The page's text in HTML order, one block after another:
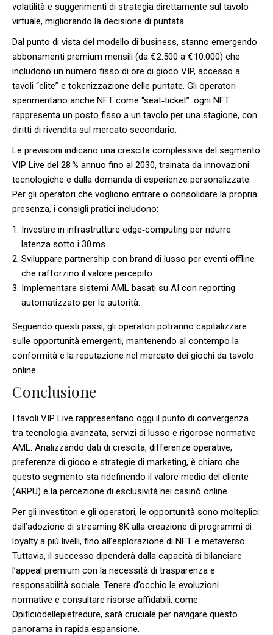
volatilità e suggerimenti di strategia direttamente sul tavolo
virtuale, migliorando la decisione di puntata.
Dal punto di vista del modello di business, stanno emergendo
abbonamenti premium mensili (da € 2.500 a € 10.000) che
includono un numero fisso di ore di gioco VIP, accesso a
tavoli “elite” e tokenizzazione delle puntate. Gli operatori
sperimentano anche NFT come “seat‑ticket”: ogni NFT
rappresenta un posto fisso a un tavolo per una stagione, con
diritti di rivendita sul mercato secondario.
Le previsioni indicano una crescita complessiva del segmento
VIP Live del 28 % annuo fino al 2030, trainata da innovazioni
tecnologiche e dalla domanda di esperienze personalizzate.
Per gli operatori che vogliono entrare o consolidare la propria
presenza, i consigli pratici includono:
Investire in infrastrutture edge‑computing per ridurre
latenza sotto i 30 ms.
Sviluppare partnership con brand di lusso per eventi offline
che rafforzino il valore percepito.
Implementare sistemi AML basati su AI con reporting
automatizzato per le autorità.
Seguendo questi passi, gli operatori potranno capitalizzare
sulle opportunità emergenti, mantenendo al contempo la
conformità e la reputazione nel mercato dei giochi da tavolo
online.
Conclusione
I tavoli VIP Live rappresentano oggi il punto di convergenza
tra tecnologia avanzata, servizi di lusso e rigorose normative
AML. Analizzando dati di crescita, differenze operative,
preferenze di gioco e strategie di marketing, è chiaro che
questo segmento sta ridefinendo il valore medio del cliente
(ARPU) e la percezione di esclusività nei casinò online.
Per gli investitori e gli operatori, le opportunità sono molteplici:
dall’adozione di streaming 8K alla creazione di programmi di
loyalty a più livelli, fino all’esplorazione di NFT e metaverso.
Tuttavia, il successo dipenderà dalla capacità di bilanciare
l’appeal premium con la necessità di trasparenza e
responsabilità sociale. Tenere d’occhio le evoluzioni
normative e consultare risorse affidabili, come
Opificiodellepietredure, sarà cruciale per navigare questo
panorama in rapida espansione.